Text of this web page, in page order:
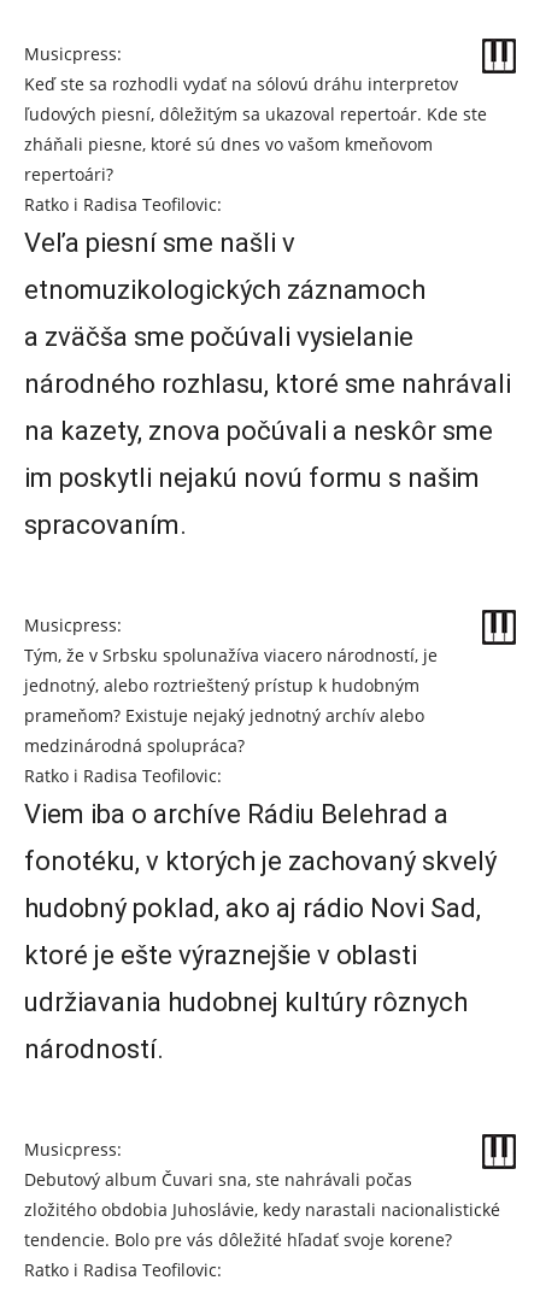
Musicpress:
Keď ste sa rozhodli vydať na sólovú dráhu interpretov
ľudových piesní, dôležitým sa ukazoval repertoár. Kde ste
zháňali piesne, ktoré sú dnes vo vašom kmeňovom
repertoári?
Ratko i Radisa Teofilovic:
Veľa piesní sme našli v
etnomuzikologických záznamoch
a zväčša sme počúvali vysielanie
národného rozhlasu, ktoré sme nahrávali
na kazety, znova počúvali a neskôr sme
im poskytli nejakú novú formu s našim
spracovaním.
Musicpress:
Tým, že v Srbsku spolunažíva viacero národností, je
jednotný, alebo roztrieštený prístup k hudobným
prameňom? Existuje nejaký jednotný archív alebo
medzinárodná spolupráca?
Ratko i Radisa Teofilovic:
Viem iba o archíve Rádiu Belehrad a
fonotéku, v ktorých je zachovaný skvelý
hudobný poklad, ako aj rádio Novi Sad,
ktoré je ešte výraznejšie v oblasti
udržiavania hudobnej kultúry rôznych
národností.
Musicpress:
Debutový album Čuvari sna, ste nahrávali počas
zložitého obdobia Juhoslávie, kedy narastali nacionalistické
tendencie. Bolo pre vás dôležité hľadať svoje korene?
Ratko i Radisa Teofilovic: